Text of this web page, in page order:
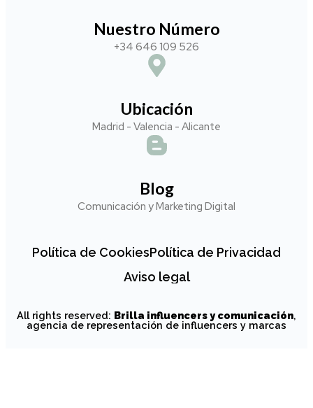
Nuestro Número
+34 646 109 526
Ubicación
Madrid - Valencia - Alicante
Blog
Comunicación y Marketing Digital
Política de CookiesPolítica de Privacidad
Aviso legal
All rights reserved: Brilla influencers y comunicación,
agencia de representación de influencers y marcas